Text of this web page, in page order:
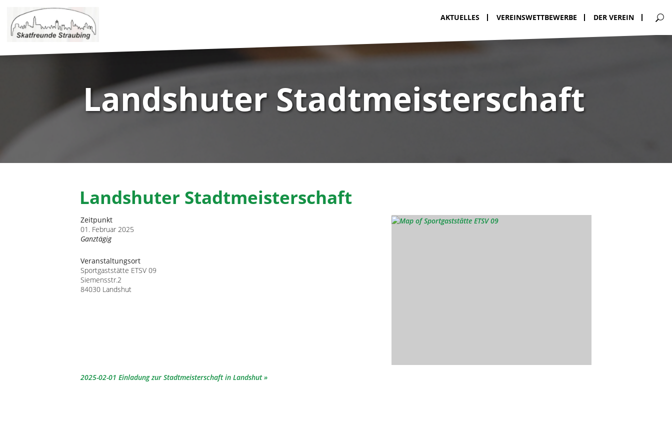
Landshuter Stadtmeisterschaft
Landshuter Stadtmeisterschaft
Zeitpunkt
01. Februar 2025
Ganztägig
Veranstaltungsort
Sportgaststätte ETSV 09
Siemensstr.2
84030 Landshut
2025-02-01 Einladung zur Stadtmeisterschaft in Landshut
AKTUELLES VEREINSWETTBEWERBE DER VEREIN